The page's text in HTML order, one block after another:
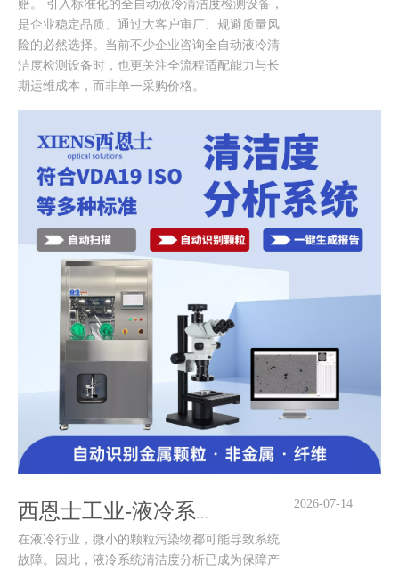
赔。 引入标准化的全自动液冷清洁度检测设备，
是企业稳定品质、通过大客户审厂、规避质量风
险的必然选择。当前不少企业咨询全自动液冷清
洁度检测设备时，也更关注全流程适配能力与长
期运维成本，而非单一采购价格。
西恩士工业-液冷系统清洁度分析 十六年技术沉淀
在液冷行业，微小的颗粒污染物都可能导致系统
故障。因此，液冷系统清洁度分析已成为保障产
2026-07-14